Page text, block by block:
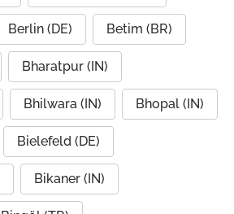
Berlin (DE) Betim (BR)
Bharatpur (IN)
Bhilwara (IN) Bhopal (IN)
Bielefeld (DE)
Bikaner (IN)